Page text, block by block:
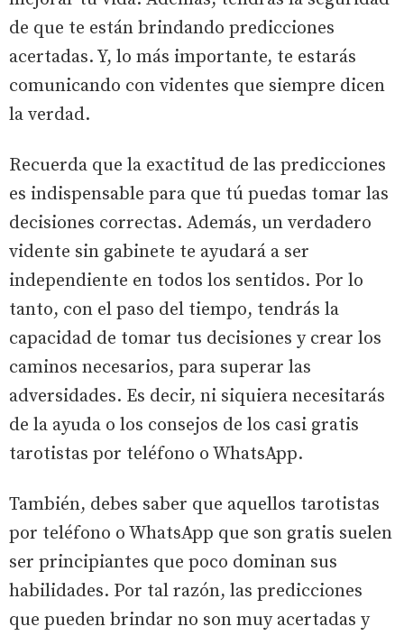
de que te están brindando predicciones
acertadas. Y, lo más importante, te estarás
comunicando con videntes que siempre dicen
la verdad.
Recuerda que la exactitud de las predicciones
es indispensable para que tú puedas tomar las
decisiones correctas. Además, un verdadero
vidente sin gabinete te ayudará a ser
independiente en todos los sentidos. Por lo
tanto, con el paso del tiempo, tendrás la
capacidad de tomar tus decisiones y crear los
caminos necesarios, para superar las
adversidades. Es decir, ni siquiera necesitarás
de la ayuda o los consejos de los casi gratis
tarotistas por teléfono o WhatsApp.
También, debes saber que aquellos tarotistas
por teléfono o WhatsApp que son gratis suelen
ser principiantes que poco dominan sus
habilidades. Por tal razón, las predicciones
que pueden brindar no son muy acertadas y